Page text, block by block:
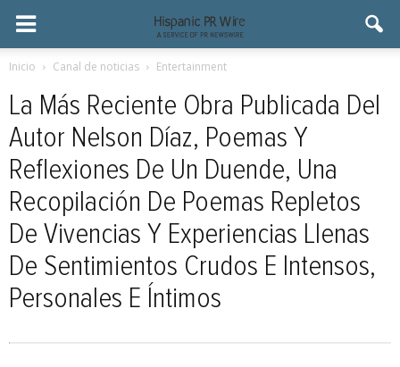
Inicio Canal de noticias Entertainment
La Más Reciente Obra Publicada Del
Autor Nelson Díaz, Poemas Y
Reflexiones De Un Duende, Una
Recopilación De Poemas Repletos
De Vivencias Y Experiencias Llenas
De Sentimientos Crudos E Intensos,
Personales E Íntimos